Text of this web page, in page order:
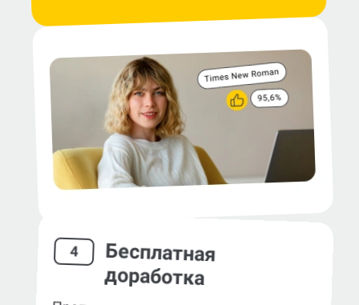
4 Бесплатная
доработка